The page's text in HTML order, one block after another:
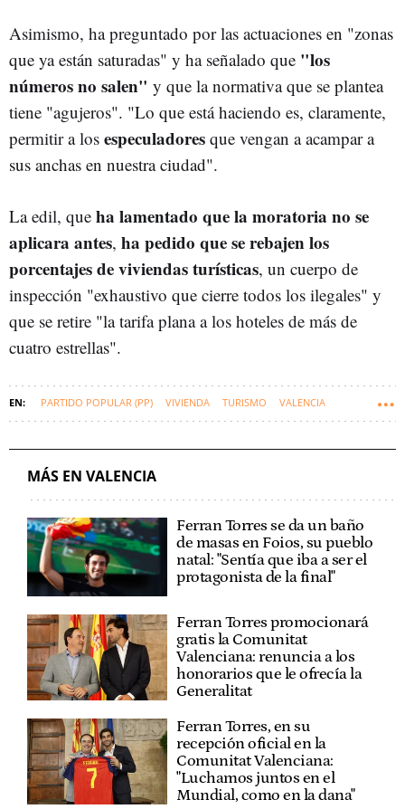
Asimismo, ha preguntado por las actuaciones en "zonas
que ya están saturadas" y ha señalado que "los
números no salen" y que la normativa que se plantea
tiene "agujeros". "Lo que está haciendo es, claramente,
permitir a los especuladores que vengan a acampar a
sus anchas en nuestra ciudad".
La edil, que ha lamentado que la moratoria no se
aplicara antes, ha pedido que se rebajen los
porcentajes de viviendas turísticas, un cuerpo de
inspección "exhaustivo que cierre todos los ilegales" y
que se retire "la tarifa plana a los hoteles de más de
cuatro estrellas".
PARTIDO POPULAR (PP) VIVIENDA TURISMO VALENCIA
MÁS EN VALENCIA
Ferran Torres se da un baño
de masas en Foios, su pueblo
natal: "Sentía que iba a ser el
protagonista de la final"
Ferran Torres promocionará
gratis la Comunitat
Valenciana: renuncia a los
honorarios que le ofrecía la
Generalitat
Ferran Torres, en su
recepción oficial en la
Comunitat Valenciana:
"Luchamos juntos en el
Mundial, como en la dana"